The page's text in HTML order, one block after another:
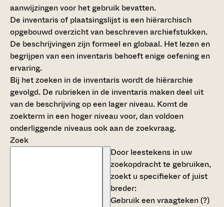
aanwijzingen voor het gebruik bevatten.
De inventaris of plaatsingslijst is een hiërarchisch
opgebouwd overzicht van beschreven archiefstukken.
De beschrijvingen zijn formeel en globaal. Het lezen en
begrijpen van een inventaris behoeft enige oefening en
ervaring.
Bij het zoeken in de inventaris wordt de hiërarchie
gevolgd. De rubrieken in de inventaris maken deel uit
van de beschrijving op een lager niveau. Komt de
zoekterm in een hoger niveau voor, dan voldoen
onderliggende niveaus ook aan de zoekvraag.
Zoek
Door leestekens in uw
zoekopdracht te gebruiken,
zoekt u specifieker of juist
breder:
Gebruik eenvraagteken (?)